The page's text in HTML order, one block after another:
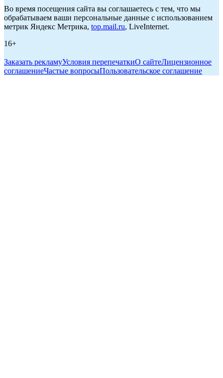
Во время посещения сайта вы соглашаетесь с тем, что мы
обрабатываем ваши персональные данные с использованием
метрик Яндекс Метрика, top.mail.ru, LiveInternet.
16+
Заказать рекламуУсловия перепечаткиО сайтеЛицензионное
соглашениеЧастые вопросыПользовательское соглашение